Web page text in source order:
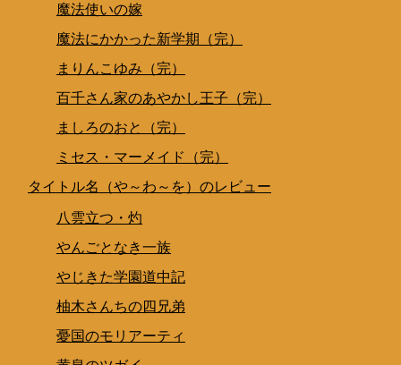
魔法使いの嫁
魔法にかかった新学期（完）
まりんこゆみ（完）
百千さん家のあやかし王子（完）
ましろのおと（完）
ミセス・マーメイド（完）
タイトル名（や～わ～を）のレビュー
八雲立つ・灼
やんごとなき一族
やじきた学園道中記
柚木さんちの四兄弟
憂国のモリアーティ